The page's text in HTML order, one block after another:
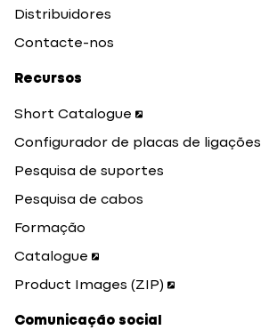
Distribuidores
Contacte-nos
Recursos
Short Catalogue
Configurador de placas de ligações
Pesquisa de suportes
Pesquisa de cabos
Formação
Catalogue
Product Images (ZIP)
Comunicação social